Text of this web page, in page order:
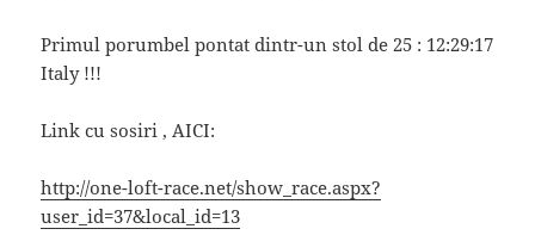
Primul porumbel pontat dintr-un stol de 25 : 12:29:17
Italy !!!
Link cu sosiri , AICI:
http://one-loft-race.net/show_race.aspx?
user_id=37&local_id=13